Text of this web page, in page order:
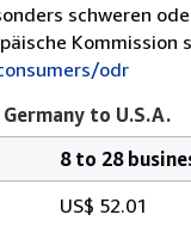
schweren
odr
to U.S.A.
8 to 28
US$ 52.01